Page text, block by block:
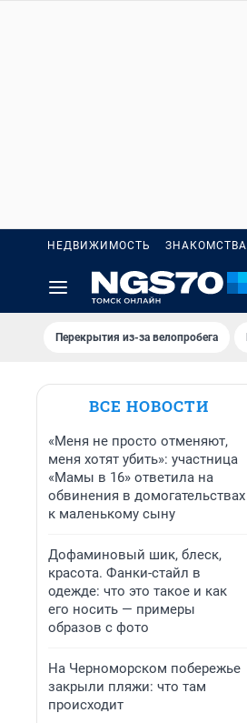
НЕДВИЖИМОСТЬ ЗНАКОМСТВА
Перекрытия из-за велопробега
ВСЕ НОВОСТИ
«Меня не просто отменяют,
меня хотят убить»: участница
«Мамы в 16» ответила на
обвинения в домогательствах
к маленькому сыну
Дофаминовый шик, блеск,
красота. Фанки-стайл в
одежде: что это такое и как
его носить — примеры
образов с фото
На Черноморском побережье
закрыли пляжи: что там
происходит